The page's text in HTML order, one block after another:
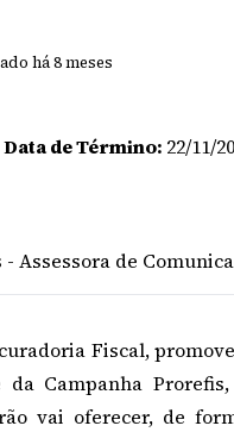
há 8 meses
Data de Término: 22/11/
- Assessora de
Fiscal,
Campanha
vai oferecer, de